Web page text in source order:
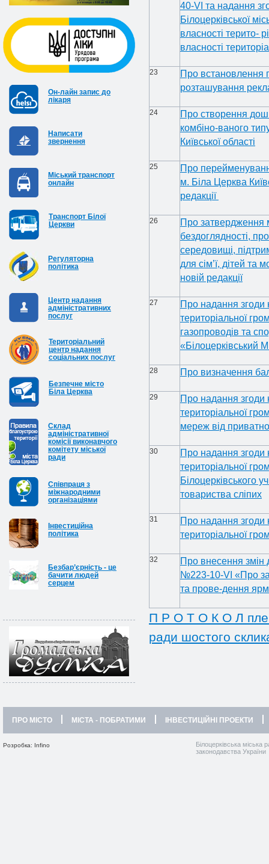
Он-лайн запис до
лікаря
Написати
звернення
Міський транспорт
онлайн
Транспорт Білої
Церкви
Регуляторна
політика
Центр надання
адміністративних
послуг
Територіальний
центр надання
соціальних послуг
Безпечне місто
Біла Церква
Cклад
адміністративної
комісії виконавчого
комітету міської
ради
Співпраця з
міжнародними
організаціями
Інвестиційна
політика
Безбар’єрність - це
бачити людей
серцем
40-VI та надання
Білоцерківської
власності терито-
власності
23
Про встановлення
розташування
24
Про створення
комбіно-ваного
Київської області
25
Про
м. Біла Церква
редакції
26
Про затвердження
бездоглядності,
середовищі,
для сім’ї, дітей та
новій редакції
27
Про надання згоди
територіальної
газопроводів та
«Білоцерківський
28 Про визначення
29
Про надання згоди
територіальної
мереж від
30
Про надання згоди
територіальної
Білоцерківського
товариства сліпих
31
Про надання згоди
територіальної
32
Про внесення змін
№223-10-VІ «Про
та прове-дення
П Р О Т О К О Л
ради шостого
ПРО МІСТО МІСТА - ПОБРАТИМИ ІНВЕСТИЦІЙНІ ПРОЕКТИ
Розробка: Infino
Білоцерківська міська
законодавства України